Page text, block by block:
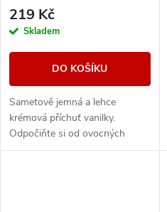
219 Kč
Skladem
DO KOŠÍKU
Sametově jemná a lehce
krémová příchuť vanilky.
Odpočiňte si od ovocných
náplní a nechte se zlákat